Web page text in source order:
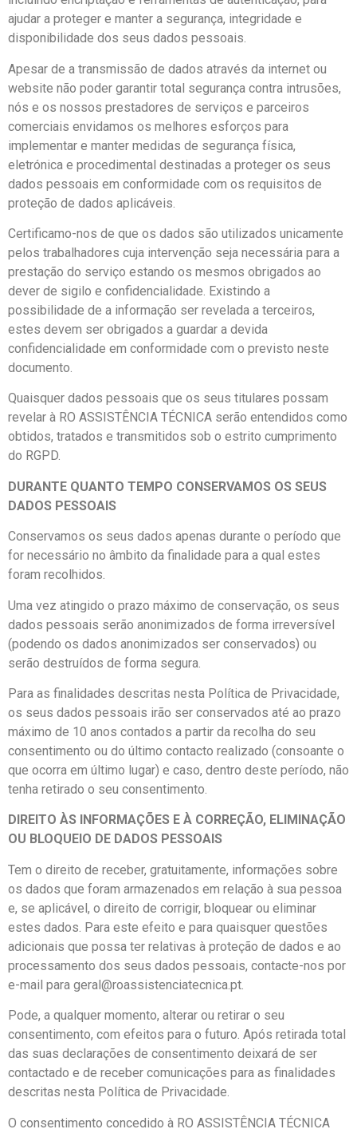
ajudar a proteger e manter a segurança, integridade e
disponibilidade dos seus dados pessoais.
Apesar de a transmissão de dados através da internet ou
website não poder garantir total segurança contra intrusões,
nós e os nossos prestadores de serviços e parceiros
comerciais envidamos os melhores esforços para
implementar e manter medidas de segurança física,
eletrónica e procedimental destinadas a proteger os seus
dados pessoais em conformidade com os requisitos de
proteção de dados aplicáveis.
Certificamo-nos de que os dados são utilizados unicamente
pelos trabalhadores cuja intervenção seja necessária para a
prestação do serviço estando os mesmos obrigados ao
dever de sigilo e confidencialidade. Existindo a
possibilidade de a informação ser revelada a terceiros,
estes devem ser obrigados a guardar a devida
confidencialidade em conformidade com o previsto neste
documento.
Quaisquer dados pessoais que os seus titulares possam
revelar à RO ASSISTÊNCIA TÉCNICA serão entendidos como
obtidos, tratados e transmitidos sob o estrito cumprimento
do RGPD.
DURANTE QUANTO TEMPO CONSERVAMOS OS SEUS
DADOS PESSOAIS
Conservamos os seus dados apenas durante o período que
for necessário no âmbito da finalidade para a qual estes
foram recolhidos.
Uma vez atingido o prazo máximo de conservação, os seus
dados pessoais serão anonimizados de forma irreversível
(podendo os dados anonimizados ser conservados) ou
serão destruídos de forma segura.
Para as finalidades descritas nesta Política de Privacidade,
os seus dados pessoais irão ser conservados até ao prazo
máximo de 10 anos contados a partir da recolha do seu
consentimento ou do último contacto realizado (consoante o
que ocorra em último lugar) e caso, dentro deste período, não
tenha retirado o seu consentimento.
DIREITO ÀS INFORMAÇÕES E À CORREÇÃO, ELIMINAÇÃO
OU BLOQUEIO DE DADOS PESSOAIS
Tem o direito de receber, gratuitamente, informações sobre
os dados que foram armazenados em relação à sua pessoa
e, se aplicável, o direito de corrigir, bloquear ou eliminar
estes dados. Para este efeito e para quaisquer questões
adicionais que possa ter relativas à proteção de dados e ao
processamento dos seus dados pessoais, contacte-nos por
e-mail para geral@roassistenciatecnica.pt.
Pode, a qualquer momento, alterar ou retirar o seu
consentimento, com efeitos para o futuro. Após retirada total
das suas declarações de consentimento deixará de ser
contactado e de receber comunicações para as finalidades
descritas nesta Política de Privacidade.
O consentimento concedido à RO ASSISTÊNCIA TÉCNICA